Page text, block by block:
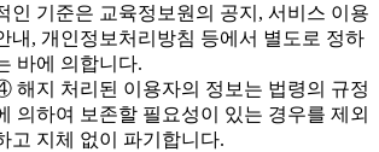
인 기준은 교육정보원의 공지, 서비스 이용
내, 개인정보처리방침 등에서 별도로 정하
바에 의합니다.
해지 처리된 이용자의 정보는 법령의 규정
의하여 보존할 필요성이 있는 경우를 제외
고 지체 없이 파기합니다.